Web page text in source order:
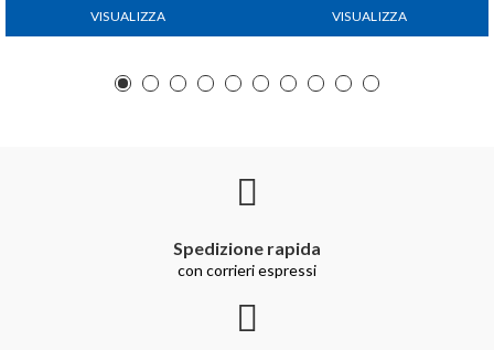
VISUALIZZA VISUALIZZA
Spedizione rapida
con corrieri espressi